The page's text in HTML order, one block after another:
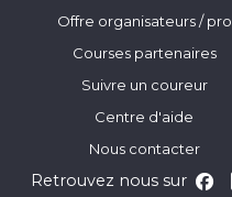
Offre organisateurs / pro
Courses partenaires
Suivre un coureur
Centre d'aide
Nous contacter
Retrouvez nous sur